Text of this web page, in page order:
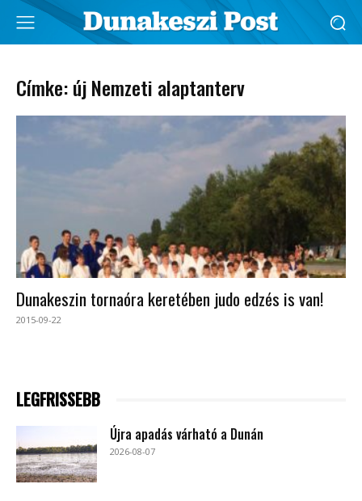
Címke: új Nemzeti alaptanterv
Dunakeszin tornaóra keretében judo edzés is van!
2015-09-22
LEGFRISSEBB
Újra apadás várható a Dunán
2026-08-07